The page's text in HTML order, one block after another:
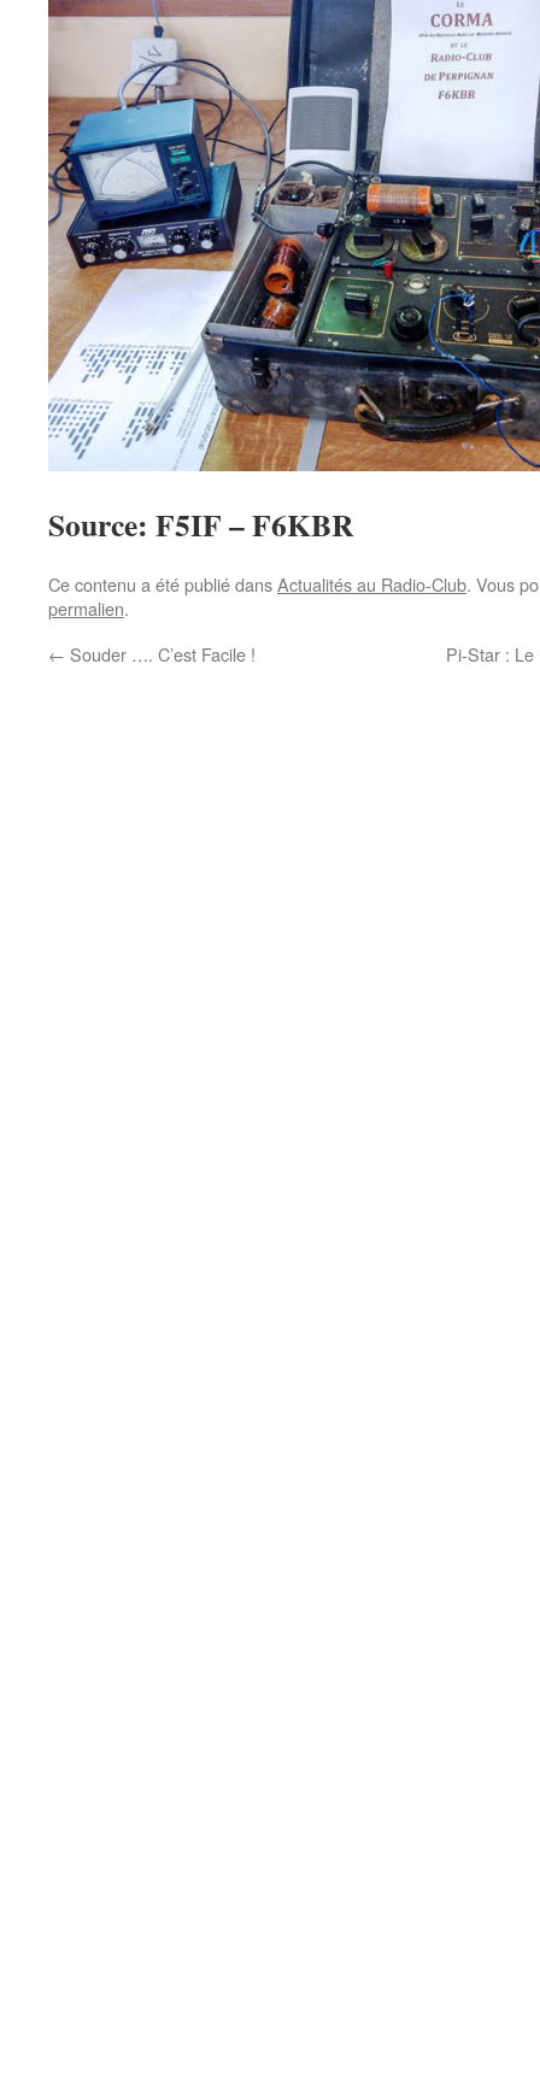
Source: F5IF – F6KBR
Ce contenu a été publié dansActualités au Radio-Club. Vous
permalien.
← Souder …. C’est Facile ! Pi-Star : Le